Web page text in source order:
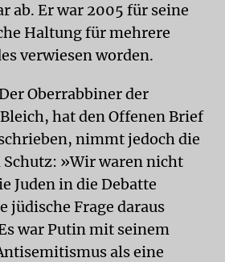
ab. Er war 2005 für seine
Haltung für mehrere
verwiesen worden.
Oberrabbiner der
hat den Offenen Brief
nimmt jedoch die
»Wir waren nicht
Juden in die Debatte
jüdische Frage daraus
war Putin mit seinem
als eine